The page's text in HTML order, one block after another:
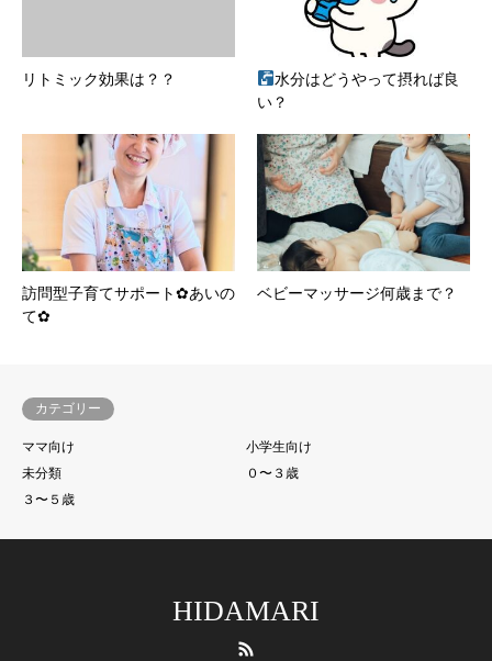
リトミック効果は？？
水分はどうやって摂れば良
い？
訪問型子育てサポート✿あいの
て✿
ベビーマッサージ何歳まで？
カテゴリー
ママ向け
小学生向け
未分類
０〜３歳
３〜５歳
HIDAMARI